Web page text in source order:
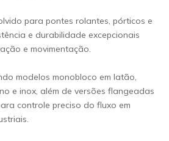
para pontes rolantes, pórticos e
e durabilidade excepcionais
e movimentação.
modelos monobloco em latão,
e inox, além de versões flangeadas
controle preciso do fluxo em